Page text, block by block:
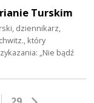
Turskim
dziennikarz,
który
„Nie bądź